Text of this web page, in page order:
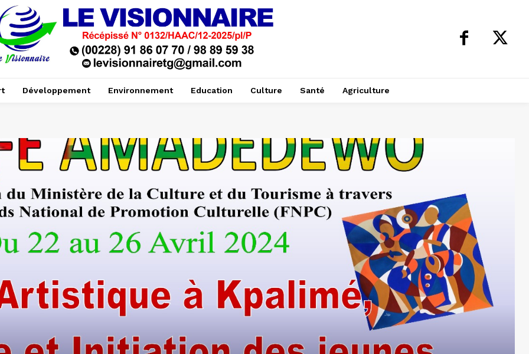
Développement Environnement Education Culture Santé Agriculture